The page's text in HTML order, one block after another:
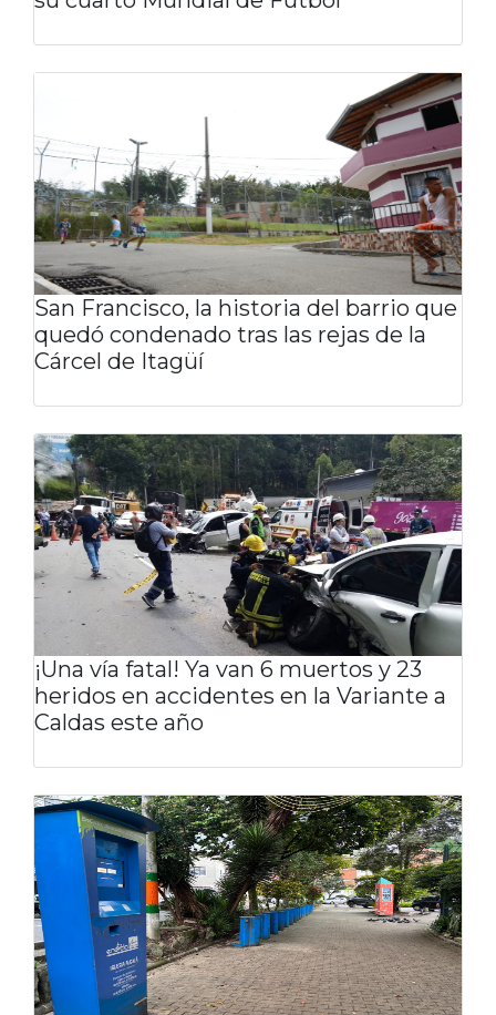
San Francisco, la historia del barrio que
quedó condenado tras las rejas de la
Cárcel de Itagüí
¡Una vía fatal! Ya van 6 muertos y 23
heridos en accidentes en la Variante a
Caldas este año